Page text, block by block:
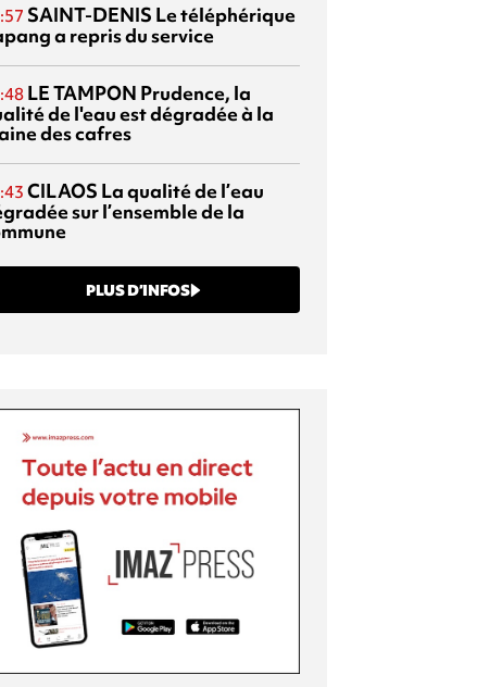
SAINT-DENIS Le téléphérique
a repris du service
LE TAMPON Prudence, la
de l'eau est dégradée à la
des cafres
CILAOS La qualité de l’eau
sur l’ensemble de la
PLUS D’INFOS